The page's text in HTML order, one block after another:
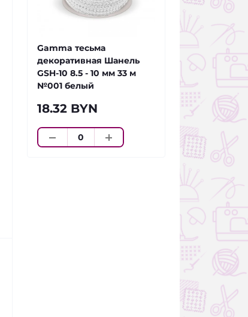
Gamma тесьма
декоративная Шанель
GSH-10 8.5 - 10 мм 33 м
№001 белый
18.32 BYN